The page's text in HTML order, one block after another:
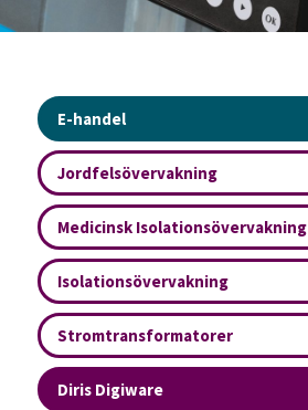
E-handel
Jordfelsövervakning
Medicinsk Isolationsövervakning
Isolationsövervakning
Stromtransformatorer
Diris Digiware